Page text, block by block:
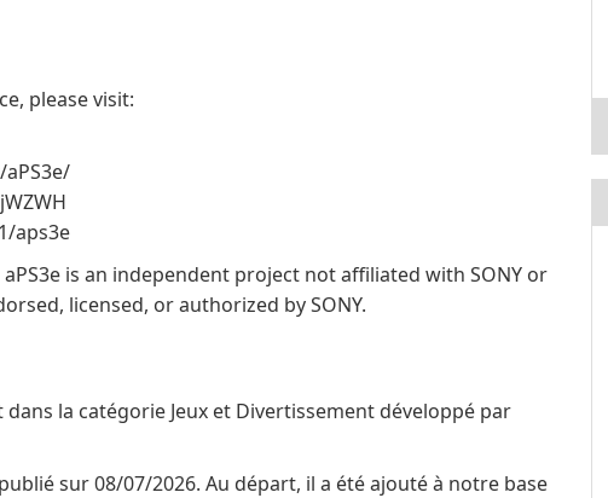
please visit:
aps3e
is an independent project not affiliated with SONY or
licensed, or authorized by SONY.
la catégorie Jeux et Divertissement développé par
sur 08/07/2026. Au départ, il a été ajouté à notre base